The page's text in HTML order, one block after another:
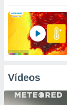
Vídeos